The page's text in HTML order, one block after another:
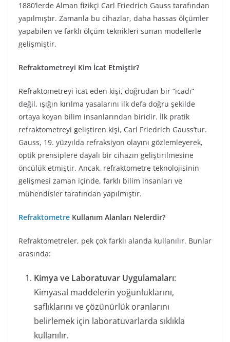
1880’lerde Alman fizikçi Carl Friedrich Gauss tarafından
yapılmıştır. Zamanla bu cihazlar, daha hassas ölçümler
yapabilen ve farklı ölçüm teknikleri sunan modellerle
gelişmiştir.
Refraktometreyi Kim İcat Etmiştir?
Refraktometreyi icat eden kişi, doğrudan bir “icadı”
değil, ışığın kırılma yasalarını ilk defa doğru şekilde
ortaya koyan bilim insanlarından biridir. İlk pratik
refraktometreyi geliştiren kişi, Carl Friedrich Gauss’tur.
Gauss, 19. yüzyılda refraksiyon olayını gözlemleyerek,
optik prensiplere dayalı bir cihazın geliştirilmesine
öncülük etmiştir. Ancak, refraktometre teknolojisinin
gelişmesi zaman içinde, farklı bilim insanları ve
mühendisler tarafından yapılmıştır.
Refraktometre Kullanım Alanları Nelerdir?
Refraktometreler, pek çok farklı alanda kullanılır. Bunlar
arasında:
Kimya ve Laboratuvar Uygulamaları:
Kimyasal maddelerin yoğunluklarını,
saflıklarını ve çözünürlük oranlarını
belirlemek için laboratuvarlarda sıklıkla
kullanılır.